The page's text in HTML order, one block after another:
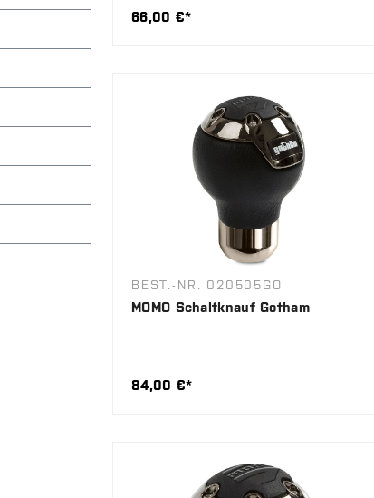
66,00 €*
BEST.-NR. 020505GO
MOMO Schaltknauf Gotham
84,00 €*